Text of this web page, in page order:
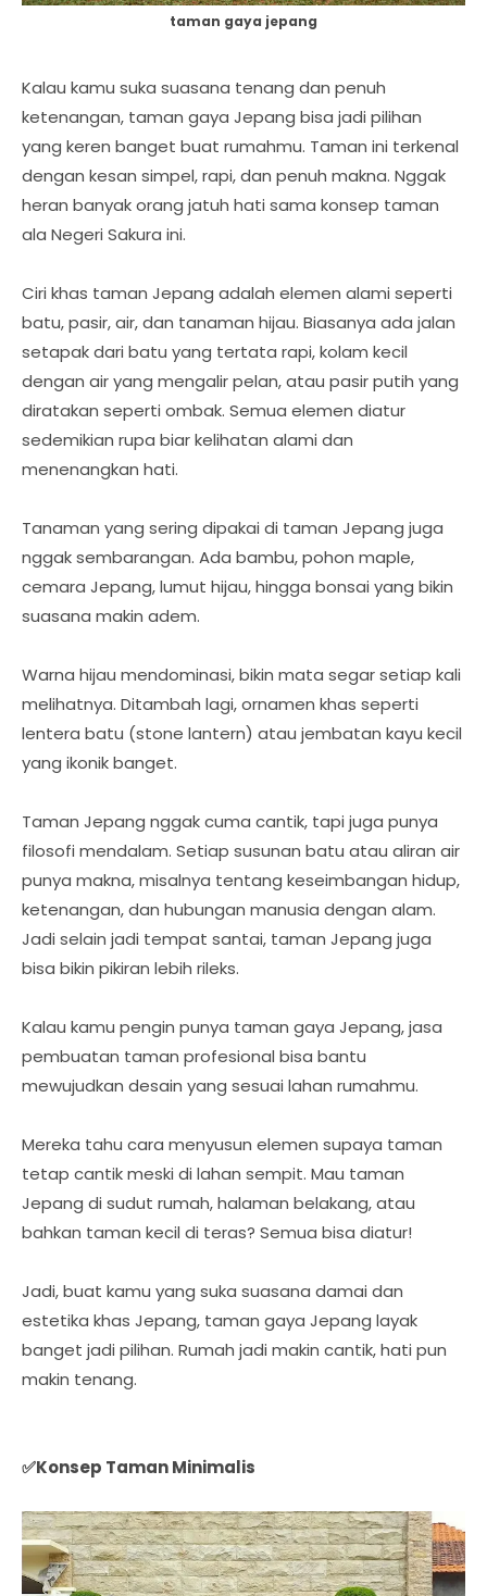
taman gaya jepang
Kalau kamu suka suasana tenang dan penuh
ketenangan, taman gaya Jepang bisa jadi pilihan
yang keren banget buat rumahmu. Taman ini terkenal
dengan kesan simpel, rapi, dan penuh makna. Nggak
heran banyak orang jatuh hati sama konsep taman
ala Negeri Sakura ini.
Ciri khas taman Jepang adalah elemen alami seperti
batu, pasir, air, dan tanaman hijau. Biasanya ada jalan
setapak dari batu yang tertata rapi, kolam kecil
dengan air yang mengalir pelan, atau pasir putih yang
diratakan seperti ombak. Semua elemen diatur
sedemikian rupa biar kelihatan alami dan
menenangkan hati.
Tanaman yang sering dipakai di taman Jepang juga
nggak sembarangan. Ada bambu, pohon maple,
cemara Jepang, lumut hijau, hingga bonsai yang bikin
suasana makin adem.
Warna hijau mendominasi, bikin mata segar setiap kali
melihatnya. Ditambah lagi, ornamen khas seperti
lentera batu (stone lantern) atau jembatan kayu kecil
yang ikonik banget.
Taman Jepang nggak cuma cantik, tapi juga punya
filosofi mendalam. Setiap susunan batu atau aliran air
punya makna, misalnya tentang keseimbangan hidup,
ketenangan, dan hubungan manusia dengan alam.
Jadi selain jadi tempat santai, taman Jepang juga
bisa bikin pikiran lebih rileks.
Kalau kamu pengin punya taman gaya Jepang, jasa
pembuatan taman profesional bisa bantu
mewujudkan desain yang sesuai lahan rumahmu.
Mereka tahu cara menyusun elemen supaya taman
tetap cantik meski di lahan sempit. Mau taman
Jepang di sudut rumah, halaman belakang, atau
bahkan taman kecil di teras? Semua bisa diatur!
Jadi, buat kamu yang suka suasana damai dan
estetika khas Jepang, taman gaya Jepang layak
banget jadi pilihan. Rumah jadi makin cantik, hati pun
makin tenang.
✅Konsep Taman Minimalis